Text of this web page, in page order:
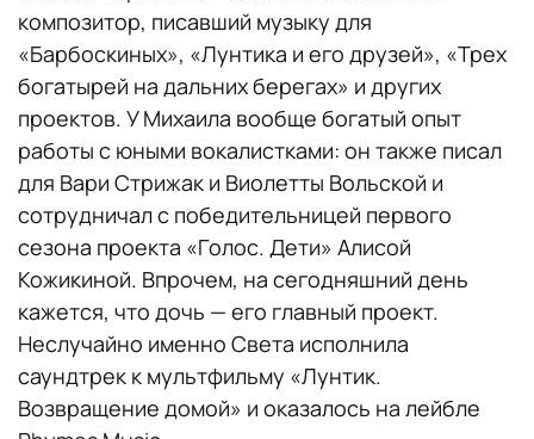
композитор, писавший музыку для
«Барбоскиных», «Лунтика и его друзей», «Трех
богатырей на дальних берегах» и других
проектов. У Михаила вообще богатый опыт
работы с юными вокалистками: он также писал
для Вари Стрижак и Виолетты Вольской и
сотрудничал с победительницей первого
сезона проекта «Голос. Дети» Алисой
Кожикиной. Впрочем, на сегодняшний день
кажется, что дочь — его главный проект.
Неслучайно именно Света исполнила
саундтрек к мультфильму «Лунтик.
Возвращение домой» и оказалось на лейбле